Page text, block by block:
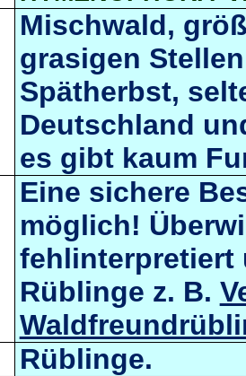
Mischwald,
grasigen
Spätherbst,
Deutschland
es gibt kaum
Eine sichere
möglich!
fehlinterpretiert
Rüblinge z. B.
Rüblinge.